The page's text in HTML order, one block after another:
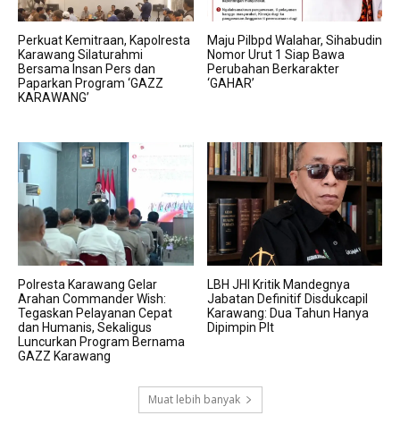
Perkuat Kemitraan, Kapolresta
Karawang Silaturahmi
Bersama Insan Pers dan
Paparkan Program ‘GAZZ
KARAWANG’
Maju Pilbpd Walahar, Sihabudin
Nomor Urut 1 Siap Bawa
Perubahan Berkarakter
‘GAHAR’
Polresta Karawang Gelar
Arahan Commander Wish:
Tegaskan Pelayanan Cepat
dan Humanis, Sekaligus
Luncurkan Program Bernama
GAZZ Karawang
LBH JHI Kritik Mandegnya
Jabatan Definitif Disdukcapil
Karawang: Dua Tahun Hanya
Dipimpin Plt
Muat lebih banyak